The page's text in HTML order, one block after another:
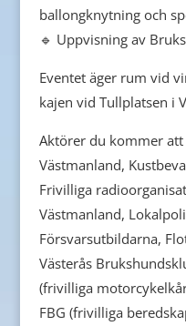
ballongknytning och
🔹 Uppvisning av
Eventet äger rum vid
kajen vid Tullplatsen i
Aktörer du kommer
Västmanland,
Frivilliga
Västmanland,
Försvarsutbildarna,
Västerås
(frivilliga
FBG (frivilliga